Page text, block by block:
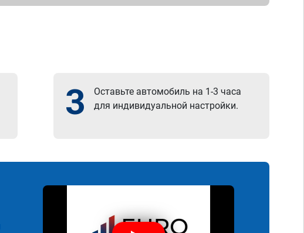
3
Оставьте автомобиль на 1-3 часа
для индивидуальной настройки.